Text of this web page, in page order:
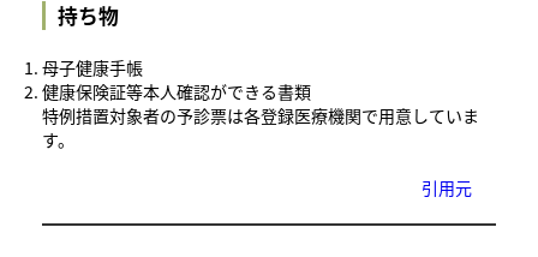
持ち物
母子健康手帳
健康保険証等本人確認ができる書類
特例措置対象者の予診票は各登録医療機関で用意していま
す。
引用元